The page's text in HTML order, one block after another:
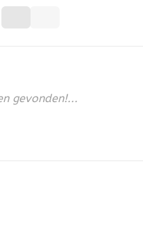
gevonden!...